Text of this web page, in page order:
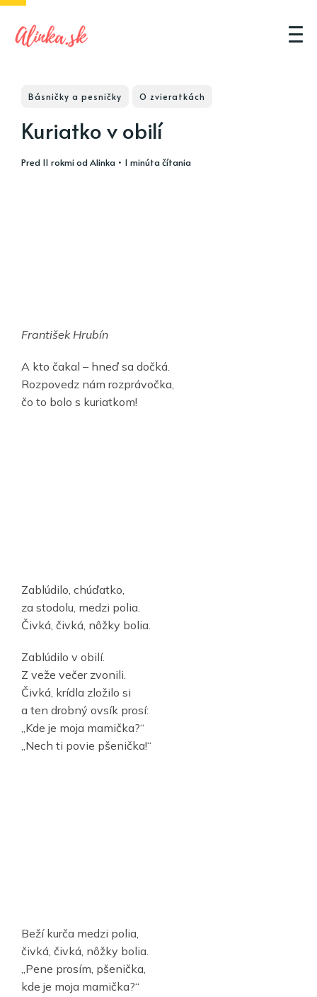
Básničky a pesničky O zvieratkách
Kuriatko v obilí
pred 11 rokmiodAlinka • 1 minúta čítania
František Hrubín
A kto čakal – hneď sa dočká.
Rozpovedz nám rozprávočka,
čo to bolo s kuriatkom!
Zablúdilo, chúďatko,
za stodolu, medzi polia.
Čivká, čivká, nôžky bolia.
Zablúdilo v obilí.
Z veže večer zvonili.
Čivká, krídla zložilo si
a ten drobný ovsík prosí:
„Kde je moja mamička?“
„Nech ti povie pšenička!“
Beží kurča medzi polia,
čivká, čivká, nôžky bolia.
„Pene prosím, pšenička,
kde je moja mamička?“